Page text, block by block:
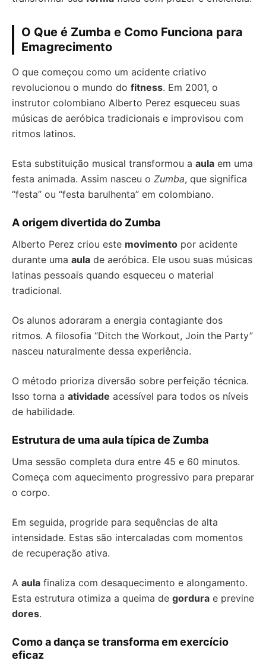
O Que é Zumba e Como Funciona para
Emagrecimento
O que começou como um acidente criativo
revolucionou o mundo do fitness. Em 2001, o
instrutor colombiano Alberto Perez esqueceu suas
músicas de aeróbica tradicionais e improvisou com
ritmos latinos.
Esta substituição musical transformou a aula em uma
festa animada. Assim nasceu o Zumba, que significa
“festa” ou “festa barulhenta” em colombiano.
A origem divertida do Zumba
Alberto Perez criou este movimento por acidente
durante uma aula de aeróbica. Ele usou suas músicas
latinas pessoais quando esqueceu o material
tradicional.
Os alunos adoraram a energia contagiante dos
ritmos. A filosofia “Ditch the Workout, Join the Party”
nasceu naturalmente dessa experiência.
O método prioriza diversão sobre perfeição técnica.
Isso torna a atividade acessível para todos os níveis
de habilidade.
Estrutura de uma aula típica de Zumba
Uma sessão completa dura entre 45 e 60 minutos.
Começa com aquecimento progressivo para preparar
o corpo.
Em seguida, progride para sequências de alta
intensidade. Estas são intercaladas com momentos
de recuperação ativa.
A aula finaliza com desaquecimento e alongamento.
Esta estrutura otimiza a queima de gordura e previne
dores.
Como a dança se transforma em exercício
eficaz